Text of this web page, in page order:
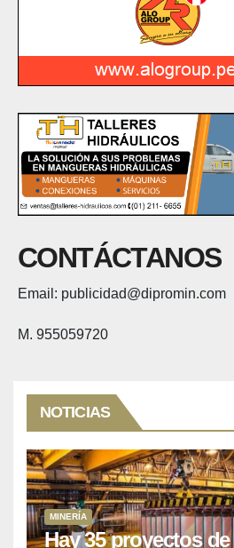
CONTÁCTANOS
Email: publicidad@dipromin.com
M. 955059720
NOTICIAS
MINERÍA
Hay 35 proyectos